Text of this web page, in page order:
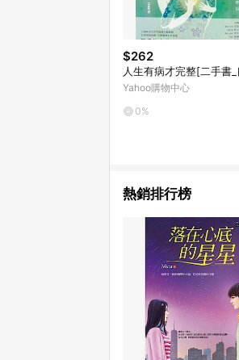
$262
人生有病才完整[二手書
Yahoo購物中心
0%
熱銷排行榜